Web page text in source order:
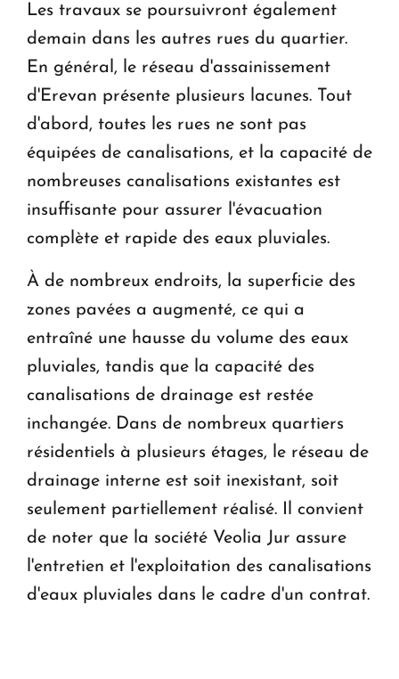
Les travaux se poursuivront également
demain dans les autres rues du quartier.
En général, le réseau d'assainissement
d'Erevan présente plusieurs lacunes. Tout
d'abord, toutes les rues ne sont pas
équipées de canalisations, et la capacité de
nombreuses canalisations existantes est
insuffisante pour assurer l'évacuation
complète et rapide des eaux pluviales.
À de nombreux endroits, la superficie des
zones pavées a augmenté, ce qui a
entraîné une hausse du volume des eaux
pluviales, tandis que la capacité des
canalisations de drainage est restée
inchangée. Dans de nombreux quartiers
résidentiels à plusieurs étages, le réseau de
drainage interne est soit inexistant, soit
seulement partiellement réalisé. Il convient
de noter que la société Veolia Jur assure
l'entretien et l'exploitation des canalisations
d'eaux pluviales dans le cadre d'un contrat.